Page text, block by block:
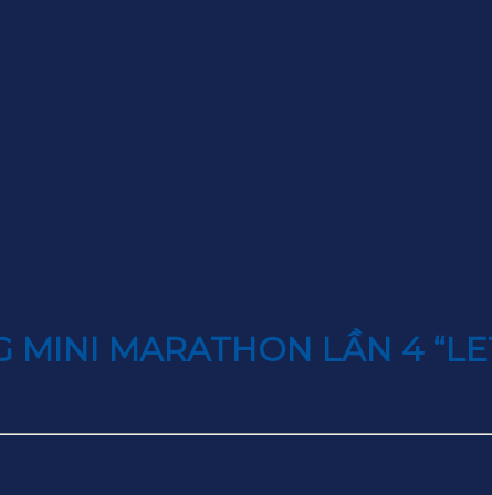
MARATHON LẦN 4